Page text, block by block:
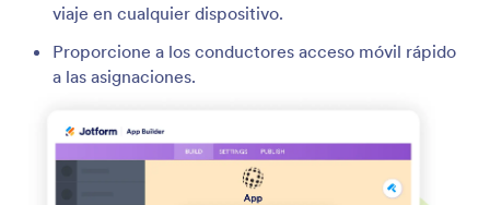
viaje en cualquier dispositivo.
Proporcione a los conductores acceso móvil rápido
a las asignaciones.